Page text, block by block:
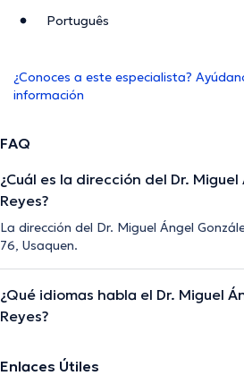
Português
¿Conoces a este especialista?
información
FAQ
¿Cuál es la dirección del Dr.
Reyes?
La dirección del Dr. Miguel Ángel
76, Usaquen.
¿Qué idiomas habla el Dr. Miguel
Reyes?
Enlaces Útiles